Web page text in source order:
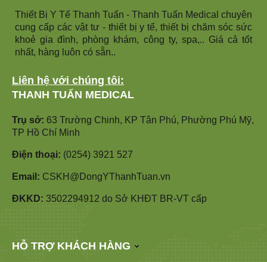
Thiết Bị Y Tế Thanh Tuấn - Thanh Tuấn Medical chuyên
cung cấp các vật tư - thiết bị y tế, thiết bị chăm sóc sức
khoẻ gia đình, phòng khám, công ty, spa,.. Giá cả tốt
nhất, hàng luôn có sẵn..
Liên hệ với chúng tôi:
THANH TUẤN MEDICAL
Trụ sở: 63 Trường Chinh, KP Tân Phú, Phường Phú Mỹ,
TP Hồ Chí Minh
Điện thoại: (0254) 3921 527
Email: CSKH@DongYThanhTuan.vn
ĐKKD: 3502294912 do Sở KHĐT BR-VT cấp
HỖ TRỢ KHÁCH HÀNG